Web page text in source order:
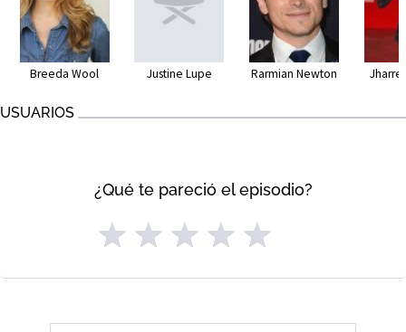
Breeda Wool Justine Lupe Rarmian Newton
USUARIOS
¿Qué te pareció el episodio?